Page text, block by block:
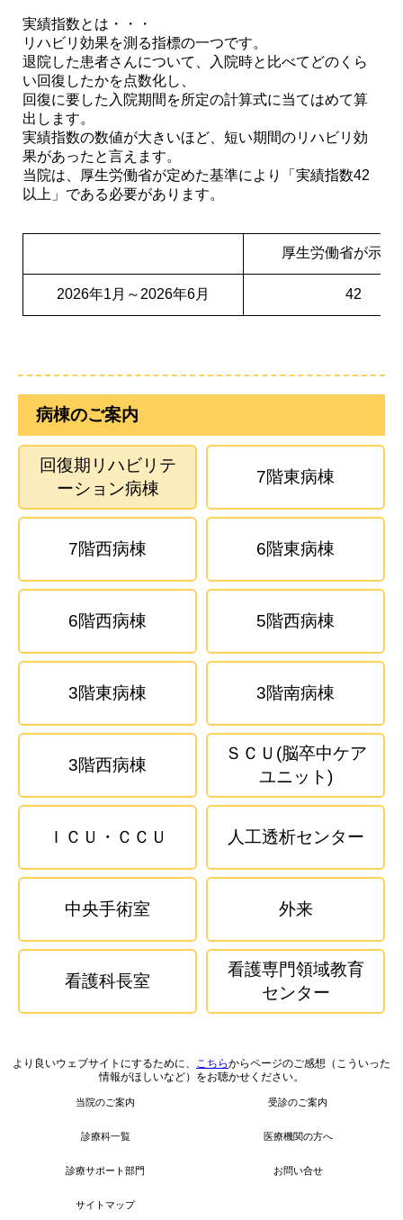
実績指数とは・・・
リハビリ効果を測る指標の一つです。
退院した患者さんについて、入院時と比べてどのくら
い回復したかを点数化し、
回復に要した入院期間を所定の計算式に当てはめて算
出します。
実績指数の数値が大きいほど、短い期間のリハビリ効
果があったと言えます。
当院は、厚生労働省が定めた基準により「実績指数42
以上」である必要があります。
厚生労働省が示す
2026年1月～2026年6月 42
病棟のご案内
回復期リハビリテ
ーション病棟
7階東病棟
7階西病棟 6階東病棟
6階西病棟 5階西病棟
3階東病棟 3階南病棟
3階西病棟
ＳＣＵ(脳卒中ケア
ユニット)
ＩＣＵ・ＣＣＵ 人工透析センター
中央手術室 外来
看護科長室
看護専門領域教育
センター
より良いウェブサイトにするために、 こちらからページのご感想（こういった
情報がほしいなど）をお聴かせください。
当院のご案内 受診のご案内
診療科一覧 医療機関の方へ
診療サポート部門 お問い合せ
サイトマップ